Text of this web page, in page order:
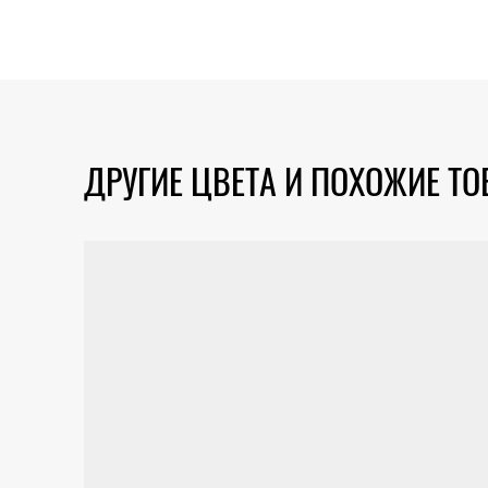
ДРУГИЕ ЦВЕТА И ПОХОЖИЕ